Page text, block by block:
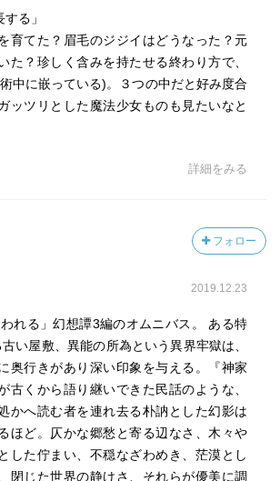
る」
育てた？眉毛のジジイはどうなった？元
た？珍しく含みを持たせる終わり方で、
中に嵌っている)。３つの中だと好み度合
ッツリとした魔法少女ものも見たいなと
詳細をみる
フォロー
2019.12.23
れる」幻想譚3編のオムニバス。 ある特
い屋敷、異能の所為という異界牢獄は、
奥行きがあり深い印象を与える。『神家
古くから語り継いできた民話のような、
かへ読む者を連れ去る朴訥とした幻影は
ほど。仄かな郷愁と寄る辺なさ、木々や
した佇まい、不穏なざわめき、茫漠とし
閉じた世界の静けさ、それらが優美に調